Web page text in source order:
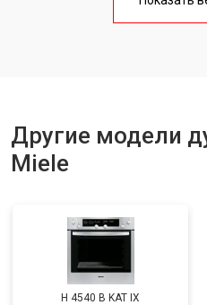
Другие модели
Miele
H 4540 B KAT IX